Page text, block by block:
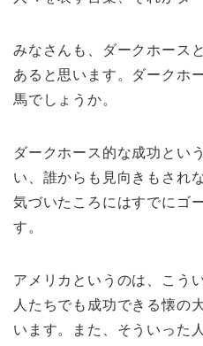
みなさんも、ダークホース
あると思います。ダークホ
馬でしょうか。
ダークホース的な成功とい
い、誰からも見向きもされ
気づいたころにはすでにゴ
す。
アメリカというのは、こう
人たちでも成功できる懐の
います。また、そういった